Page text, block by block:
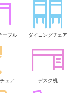
ーブル ダイニングチェア
ェア デスク机